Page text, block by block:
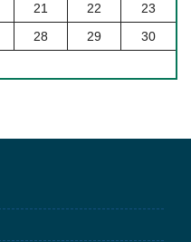
21 22
23
28 29
30